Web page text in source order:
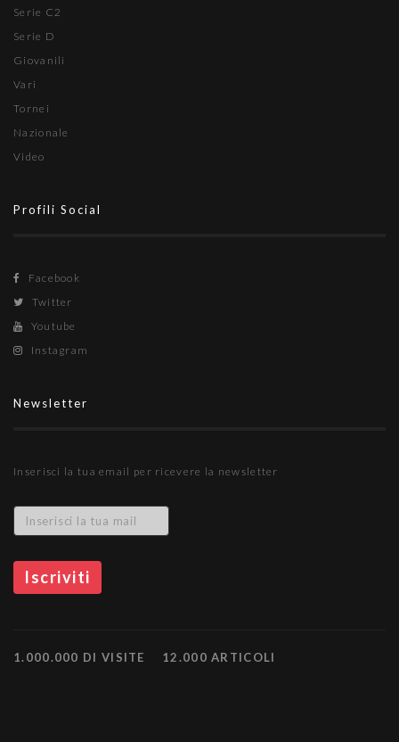
Serie C2
Serie D
Giovanili
Vari
Tornei
Nazionale
Video
Profili Social
Facebook
Twitter
Youtube
Instagram
Newsletter
Inserisci la tua email per ricevere la newsletter
1.000.000 DI VISITE 12.000 ARTICOLI